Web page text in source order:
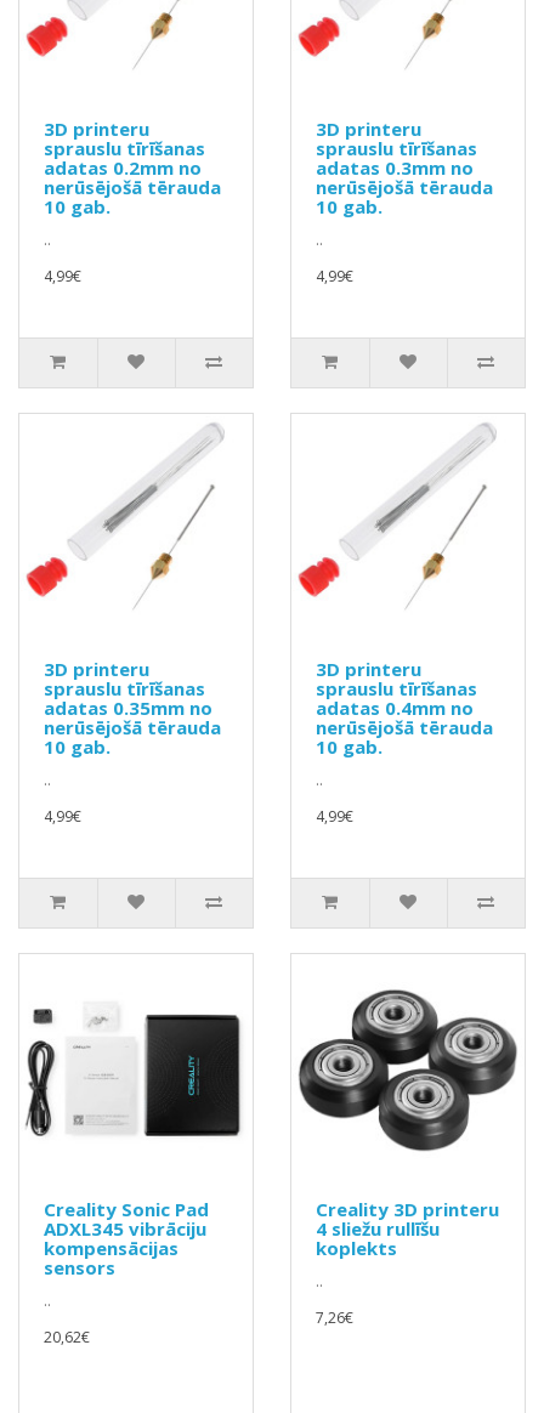
3D printeru
sprauslu tīrīšanas
adatas 0.2mm no
nerūsējošā tērauda
10 gab.
..
4,99€
3D printeru
sprauslu tīrīšanas
adatas 0.3mm no
nerūsējošā tērauda
10 gab.
..
4,99€
3D printeru
sprauslu tīrīšanas
adatas 0.35mm no
nerūsējošā tērauda
10 gab.
..
4,99€
3D printeru
sprauslu tīrīšanas
adatas 0.4mm no
nerūsējošā tērauda
10 gab.
..
4,99€
Creality Sonic Pad
ADXL345 vibrāciju
kompensācijas
sensors
..
20,62€
Creality 3D printeru
4 sliežu rullīšu
koplekts
..
7,26€